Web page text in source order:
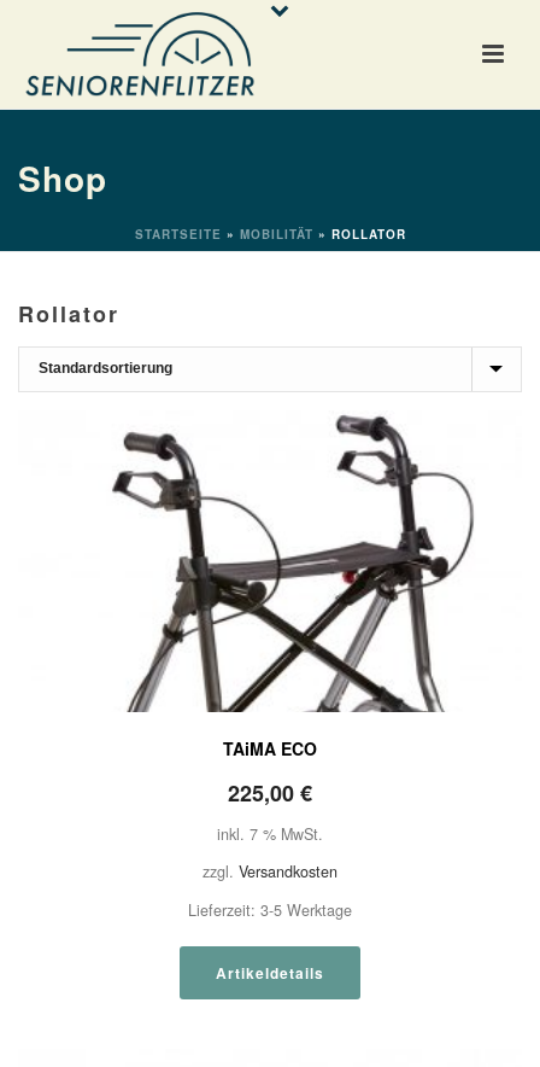
Shop
STARTSEITE » MOBILITÄT » ROLLATOR
Rollator
TAiMA ECO
225,00€
inkl. 7 % MwSt.
zzgl. Versandkosten
Lieferzeit: 3-5 Werktage
Artikeldetails